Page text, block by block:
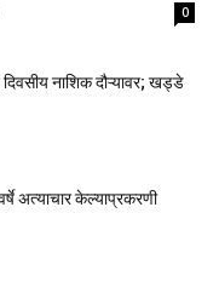
0
नाशिक दौऱ्यावर; खड्डे
अत्याचार केल्याप्रकरणी